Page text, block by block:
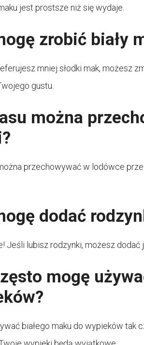
jest prostsze niż się wydaje.
zrobić biały
mniej słodki mak, możesz
gustu.
można
przechowywać w lodówce
dodać
Jeśli lubisz rodzynki, możesz dodać
mogę
białego maku do wypieków tak